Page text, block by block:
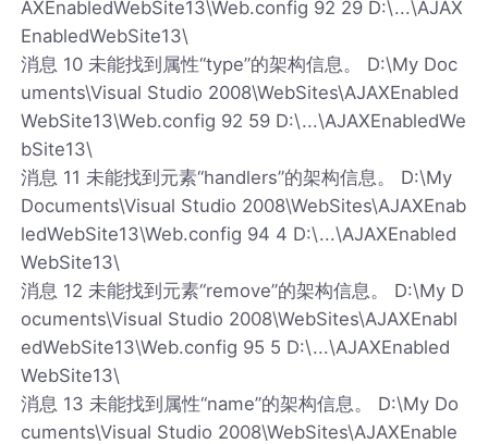
AXEnabledWebSite13\Web.config 92 29 D:\...\AJAX
EnabledWebSite13\
消息 10 未能找到属性“type”的架构信息。 D:\My Doc
uments\Visual Studio 2008\WebSites\AJAXEnabled
WebSite13\Web.config 92 59 D:\...\AJAXEnabledWe
bSite13\
消息 11 未能找到元素“handlers”的架构信息。 D:\My
Documents\Visual Studio 2008\WebSites\AJAXEnab
ledWebSite13\Web.config 94 4 D:\...\AJAXEnabled
WebSite13\
消息 12 未能找到元素“remove”的架构信息。 D:\My D
ocuments\Visual Studio 2008\WebSites\AJAXEnabl
edWebSite13\Web.config 95 5 D:\...\AJAXEnabled
WebSite13\
消息 13 未能找到属性“name”的架构信息。 D:\My Do
cuments\Visual Studio 2008\WebSites\AJAXEnable